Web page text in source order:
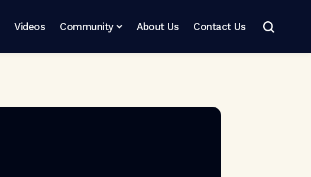
Videos Community About Us Contact Us